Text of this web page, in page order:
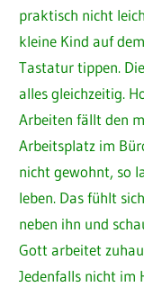
praktisch nicht
kleine Kind auf
Tastatur tippen.
alles gleichzeitig.
Arbeiten fällt den
Arbeitsplatz im
nicht gewohnt, so
leben. Das fühlt
neben ihn und
Gott arbeitet
Jedenfalls nicht im